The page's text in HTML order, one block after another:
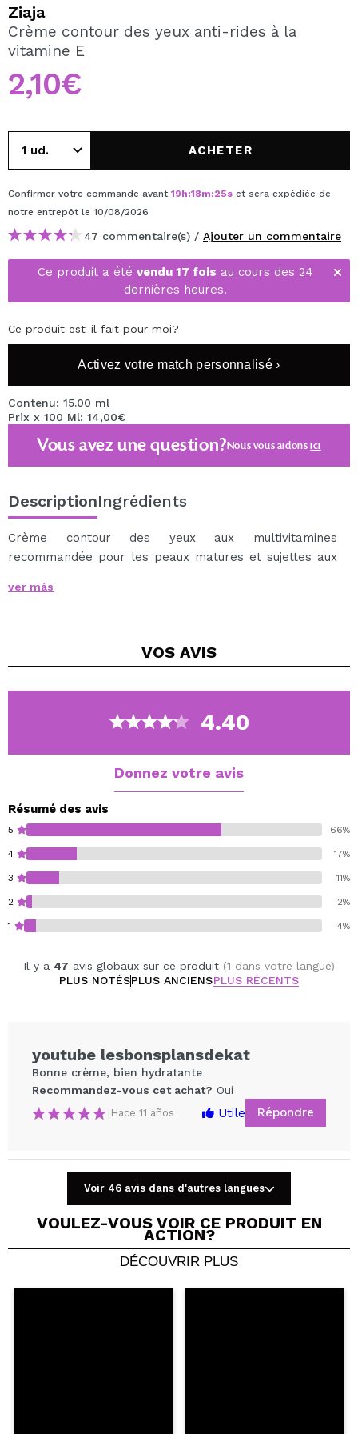
En créant un compte sur Maquibeauty.fr vous pourrez
effectuer vos achats rapidement, vérifier l'état de vos
Ziaja
Crème contour des yeux anti-rides à la
vitamine E
2,10€
ACHETER
Confirmer votre commande avant 19h:18m:25s et sera expédiée de
notre entrepôt le 10/08/2026
47 commentaire(s) / Ajouter un commentaire
Ce produit a été vendu 17 fois au cours des 24
dernières heures.
Ce produit est-il fait pour moi?
Activez votre match personnalisé ›
Contenu: 15.00 ml
Prix x 100 Ml: 14,00€
Vous avez une question?Nous vous aidonsici
DescriptionIngrédients
Crème contour des yeux aux multivitamines
recommandée pour les peaux matures et sujettes aux
Contient de la vitamine E, de la pro-vitamine B5 (D-
Hydrate, tonifie et réduit les poches dans la zone des
Ne contient pas de parfum.
Principes actifs : vitamine E.
Âge recommandé : 40 ans et plus.
ver más
VOS AVIS
4.40
Donnez votre avis
Résumé des avis
5 66%
4 17%
3 11%
2 2%
1 4%
Il y a 47 avis globaux sur ce produit (1 dans votre langue)
PLUS NOTÉSPLUS ANCIENSPLUS RÉCENTS
Votre vidéo pourrait être la première. Imaginez...
youtube lesbonsplansdekat
Bonne crème, bien hydratante
Recommandez-vous cet achat? Oui
| Hace 11 años Utile Répondre
Voir 46 avis dans d'autres langues
VOULEZ-VOUS VOIR CE PRODUIT EN
ACTION?
DÉCOUVRIR PLUS